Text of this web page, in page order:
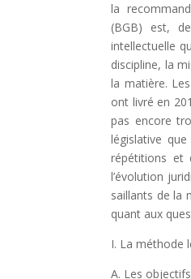
la
(BGB) est,
intellectuelle
discipline, la
la matière.
ont livré en
pas encore
législative
répétitions et
l’évolution
saillants de la
quant aux
I. La méthode
A. Les